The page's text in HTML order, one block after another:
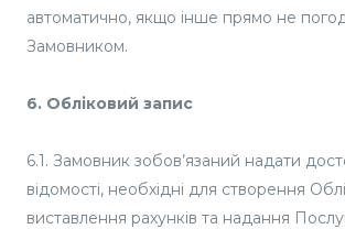
автоматично, якщо інше прямо не
Замовником.
6. Обліковий запис
6.1. Замовник зобов’язаний надати
відомості, необхідні для створення
виставлення рахунків та надання